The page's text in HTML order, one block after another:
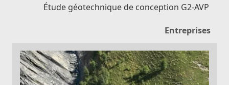
Étude géotechnique de conception G2-AVP
Entreprises